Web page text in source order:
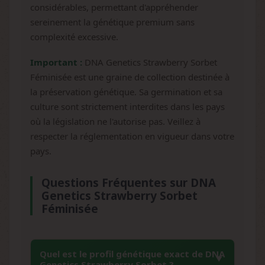
considérables, permettant d'appréhender
sereinement la génétique premium sans
complexité excessive.
Important : DNA Genetics Strawberry Sorbet
Féminisée est une graine de collection destinée à
la préservation génétique. Sa germination et sa
culture sont strictement interdites dans les pays
où la législation ne l'autorise pas. Veillez à
respecter la réglementation en vigueur dans votre
pays.
Questions Fréquentes sur DNA
Genetics Strawberry Sorbet
Féminisée
Quel est le profil génétique exact de DNA